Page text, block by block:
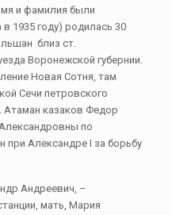
и фамилия были
1935 году) родилась 30
близ ст.
Воронежской губернии.
Новая Сотня, там
Сечи петровского
Атаман казаков Федор
по
при Александре I за борьбу
Андреевич, –
мать, Мария